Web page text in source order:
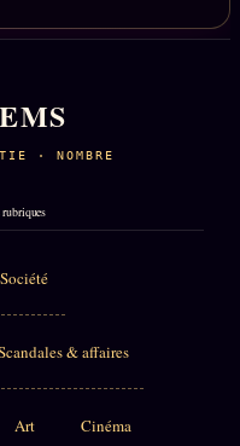
· NOMBRE
rubriques
Société
& affaires
Art Cinéma